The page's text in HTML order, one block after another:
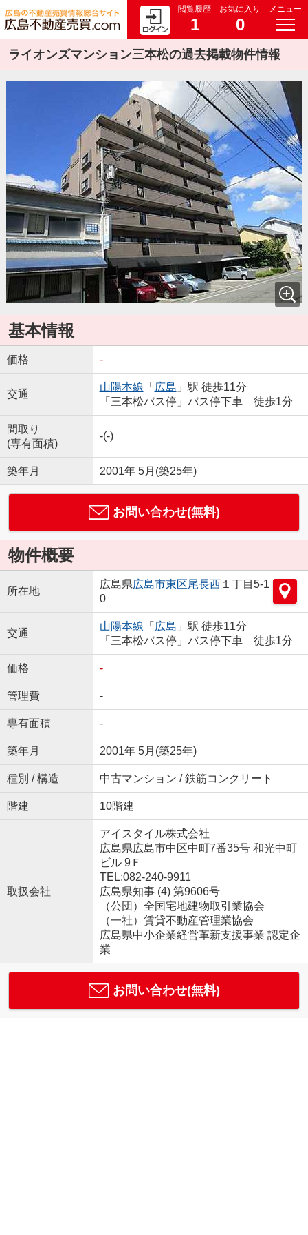
閲覧履歴
1
お気に入り
0
メニュー
ライオンズマンション三本松の過去掲載物件情報
基本情報
価格 -
交通
山陽本線 「 広島 」駅 徒歩11分
「三本松バス停」バス停下車 徒歩1分
間取り
(専有面積)
-(-)
築年月 2001年 5月(築25年)
お問い合わせ(無料)
物件概要
所在地
広島県広島市東区尾長西１丁目5-1
0
交通
山陽本線 「 広島 」駅 徒歩11分
「三本松バス停」バス停下車 徒歩1分
価格 -
管理費 -
専有面積 -
築年月 2001年 5月(築25年)
種別 / 構造 中古マンション / 鉄筋コンクリート
階建 10階建
取扱会社
アイスタイル株式会社
広島県広島市中区中町7番35号 和光中町
ビル 9Ｆ
TEL:082-240-9911
広島県知事 (4) 第9606号
（公団）全国宅地建物取引業協会
（一社）賃貸不動産管理業協会
広島県中小企業経営革新支援事業 認定企
業
お問い合わせ(無料)